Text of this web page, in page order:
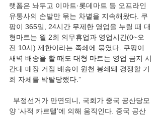
랫폼은 놔두고 이마트·롯데마트 등 오프라인
유통사의 손발만 묶는 차별을 지속해왔다. 쿠
팡이 365일, 24시간 무제한 영업을 누릴 때 대
형마트는 월 2회 의무휴업과 영업시간(0~오
전 10시) 제한이라는 족쇄에 묶였다. 쿠팡이
새벽 배송을 할 때도 대형 마트는 영업 금지 시
간대 매장 거점 배송이 원천 봉쇄돼 경쟁할 기
회 자체를 박탈당했다.”
양 ‘사적 카르텔’에 의해 움직인다. 중국 공산